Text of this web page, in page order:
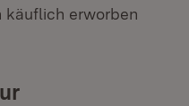
käuflich erworben